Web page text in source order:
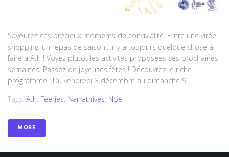
Savourez ces précieux moments de convivialité. Entre une virée
shopping, un repas de saison... il y a toujours quelque chose à
faire à Ath ! Voyez plutôt les activités proposées ces prochaines
semaines. Passez de joyeuses fêtes ! Découvrez le riche
programme : Du vendredi 3 décembre au dimanche 9...
Tags: Ath, Féeries, Narrathives, Noel
MORE